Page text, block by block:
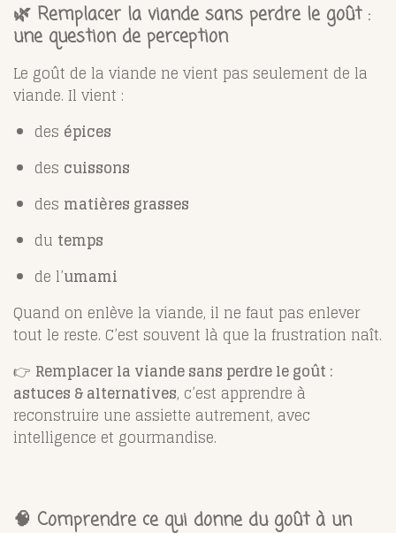
🌿 Remplacer la viande sans perdre le goût :
une question de perception
Le goût de la viande ne vient pas seulement de la
viande. Il vient :
des épices
des cuissons
des matières grasses
du temps
de l’umami
Quand on enlève la viande, il ne faut pas enlever
tout le reste. C’est souvent là que la frustration naît.
👉 Remplacer la viande sans perdre le goût :
astuces & alternatives, c’est apprendre à
reconstruire une assiette autrement, avec
intelligence et gourmandise.
🧠 Comprendre ce qui donne du goût à un